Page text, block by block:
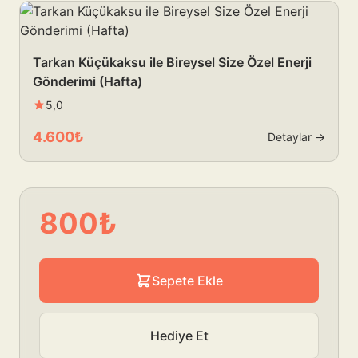
Tarkan Küçükaksu ile Bireysel Size Özel Enerji
Gönderimi (Hafta)
5,0
4.600₺ Detaylar →
800₺
Sepete Ekle
Hediye Et